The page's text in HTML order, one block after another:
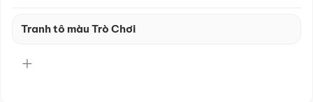
Tranh tô màu Trò Chơi